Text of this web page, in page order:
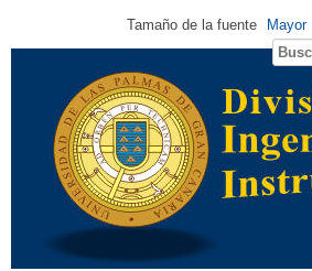
Tamaño de la fuente Mayor